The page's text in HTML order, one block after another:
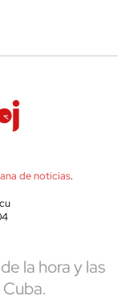
de noticias.
la hora y las